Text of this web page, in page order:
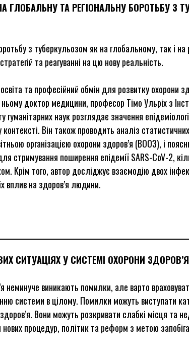
ГЛОБАЛЬНУ ТА РЕГІОНАЛЬНУ БОРОТЬБУ З
з туберкульозом як на глобальному, так і на
та реагуванні на цю нову реальність.
та професійний обмін для розвитку охорони
ньому доктор медицини, професор Тімо Ульріх з
наук розглядає значення
Він також проводить аналіз
організацією охорони здоров’я (ВООЗ), і
стримування поширення епідемії SARS-CoV-2,
Крім того, автор досліджує взаємодію двох
вплив на здоров’я людини.
СИТУАЦІЯХ У СИСТЕМІ ОХОРОНИ ЗДОРОВ’Я
неминуче виникають помилки, але варто
системи в цілому. Помилки можуть виступати
Вони можуть розкривати слабкі місця та
процедур, політик та реформ з метою